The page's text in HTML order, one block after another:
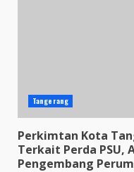
Tangerang
Perkimtan Kota
Terkait Perda PSU,
Pengembang